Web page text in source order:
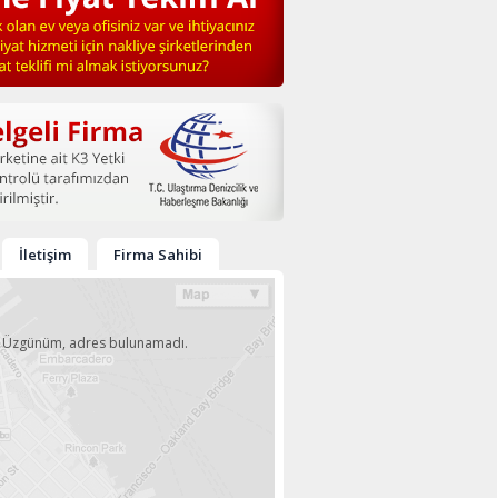
İletişim Firma Sahibi
Üzgünüm, adres bulunamadı.